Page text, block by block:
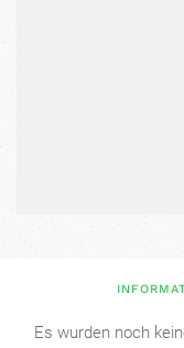
Es wurden noch